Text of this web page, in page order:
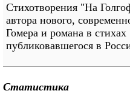
Стихотворения "На
автора нового,
Гомера и романа в
публиковавшегося в
Статистика